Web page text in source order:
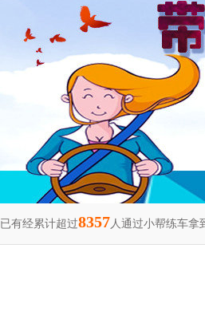
已有经累计超过8357人通过小帮练车拿